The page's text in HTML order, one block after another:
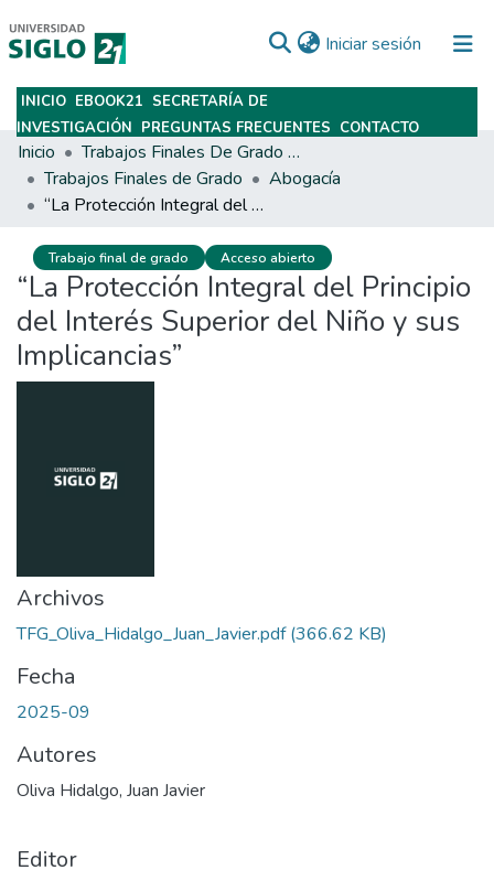
Iniciar sesión (current)
Subir
INICIO EBOOK21 SECRETARÍA DE
INVESTIGACIÓN PREGUNTAS FRECUENTES CONTACTO
Inicio
Trabajos Finales De Grado Y Posgrado
Trabajos Finales de Grado
Abogacía
“La Protección Integral del Principio del Interés Superior del Niño y sus Implicancias”
Trabajo final de grado Acceso abierto
“La Protección Integral del Principio
del Interés Superior del Niño y sus
Implicancias”
Archivos
TFG_Oliva_Hidalgo_Juan_Javier.pdf(366.62 KB)
Fecha
2025-09
Autores
Oliva Hidalgo, Juan Javier
Editor